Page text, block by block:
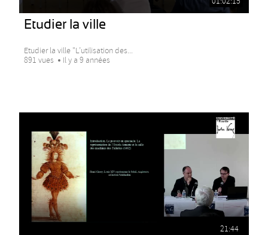
Etudier la ville
Etudier la ville "L’utilisation des...
891 vues
Il y a 9 années
21:44